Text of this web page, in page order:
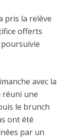
pris la relève
offerts
poursuivie
avec la
réuni une
le brunch
ont été
par un